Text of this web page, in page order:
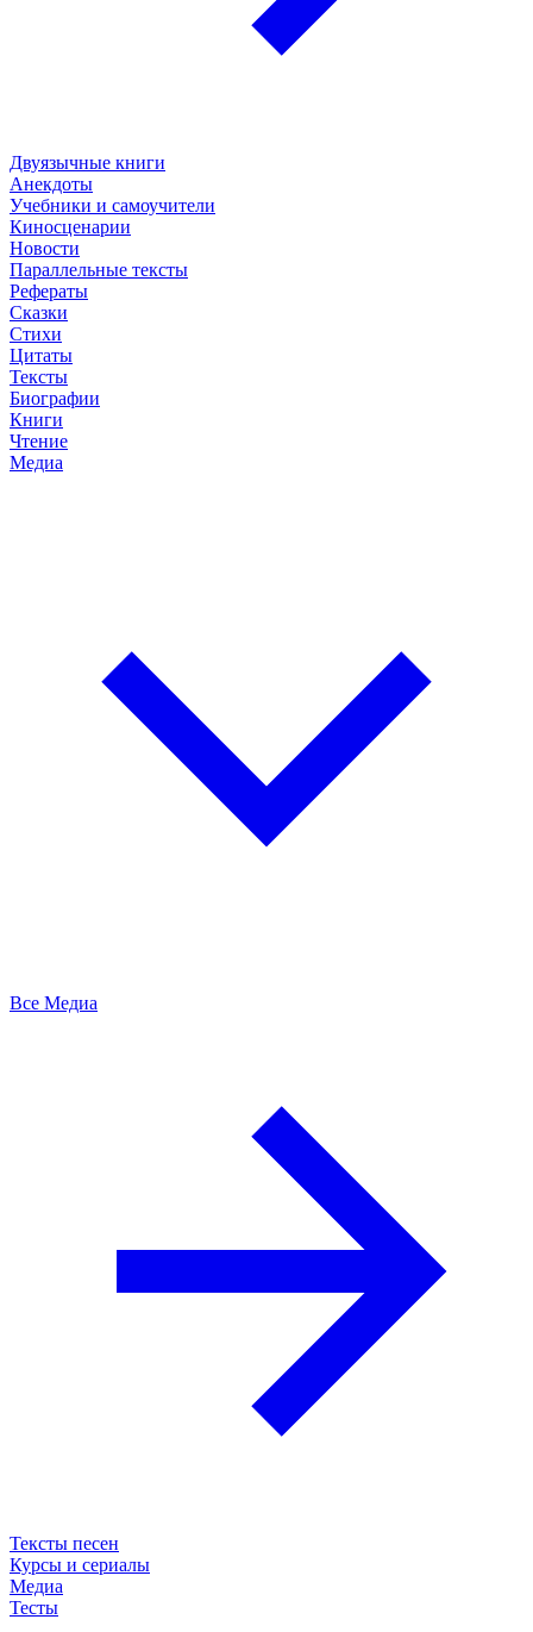
Двуязычные книги
Анекдоты
Учебники и самоучители
Киносценарии
Новости
Параллельные тексты
Рефераты
Сказки
Стихи
Цитаты
Тексты
Биографии
Книги
Чтение
Медиа
Все Медиа
Тексты песен
Курсы и сериалы
Медиа
Тесты